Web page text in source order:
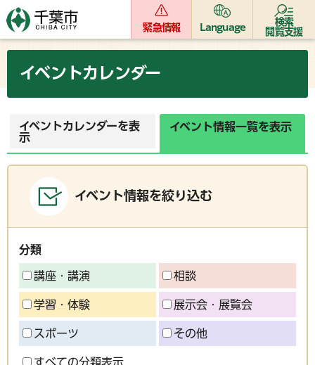
緊急情報 Language
検索
閲覧支援
イベントカレンダー
イベントカレンダーを表
示
イベント情報一覧を表示
イベント情報を絞り込む
分類
講座・講演 相談
学習・体験 展示会・展覧会
スポーツ その他
すべての分類表示